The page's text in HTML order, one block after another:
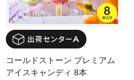
コールドストーン プレミアム
アイスキャンディ 8本